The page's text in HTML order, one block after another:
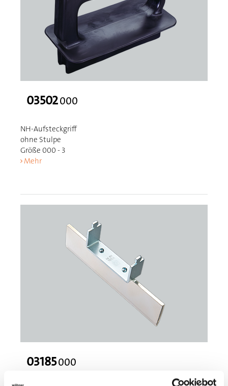
03502000
NH-Aufsteckgriff
ohne Stulpe
Größe 000 - 3
Mehr
03185000